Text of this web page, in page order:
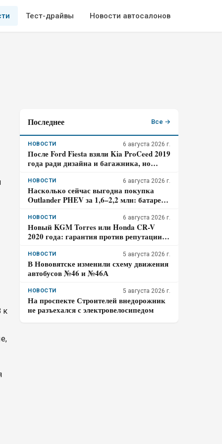
Тест-драйвы Новости автосалонов
к
Последнее Все →
НОВОСТИ 6 августа 2026 г.
После Ford Fiesta взяли Kia ProCeed 2019
года ради дизайна и багажника, но
– отзыв владельца
НОВОСТИ 6 августа 2026 г.
Насколько сейчас выгодна покупка
Outlander PHEV за 1,6–2,2 млн: батарее
розетки
НОВОСТИ 6 августа 2026 г.
Новый KGM Torres или Honda CR-V
2020 года: гарантия против репутации –
владения
НОВОСТИ 5 августа 2026 г.
В Нововятске изменили схему движения
автобусов №46 и №46А
НОВОСТИ 5 августа 2026 г.
На проспекте Строителей внедорожник
не разъехался с электровелосипедом